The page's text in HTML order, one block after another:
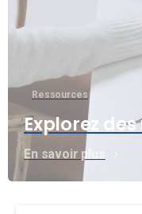
Ressources
Explorez
En savoir plus